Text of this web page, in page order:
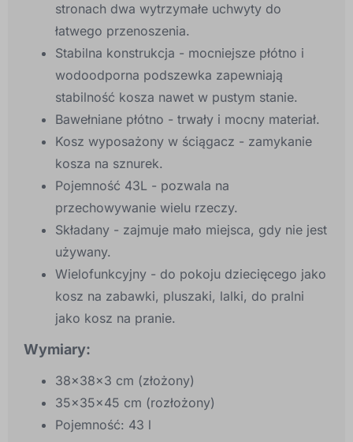
stronach dwa wytrzymałe uchwyty do
łatwego przenoszenia.
Stabilna konstrukcja - mocniejsze płótno i
wodoodporna podszewka zapewniają
stabilność kosza nawet w pustym stanie.
Bawełniane płótno - trwały i mocny materiał.
Kosz wyposażony w ściągacz - zamykanie
kosza na sznurek.
Pojemność 43L - pozwala na
przechowywanie wielu rzeczy.
Składany - zajmuje mało miejsca, gdy nie jest
używany.
Wielofunkcyjny - do pokoju dziecięcego jako
kosz na zabawki, pluszaki, lalki, do pralni
jako kosz na pranie.
Wymiary:
38x38x3 cm (złożony)
35x35x45 cm (rozłożony)
Pojemność: 43 l